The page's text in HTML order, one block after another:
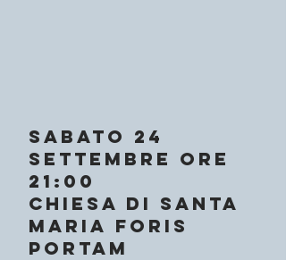
sabato 24
settembre ore
21:00
Chiesa di Santa
Maria Foris
Portam